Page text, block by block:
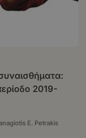
2019-
E. Petrakis